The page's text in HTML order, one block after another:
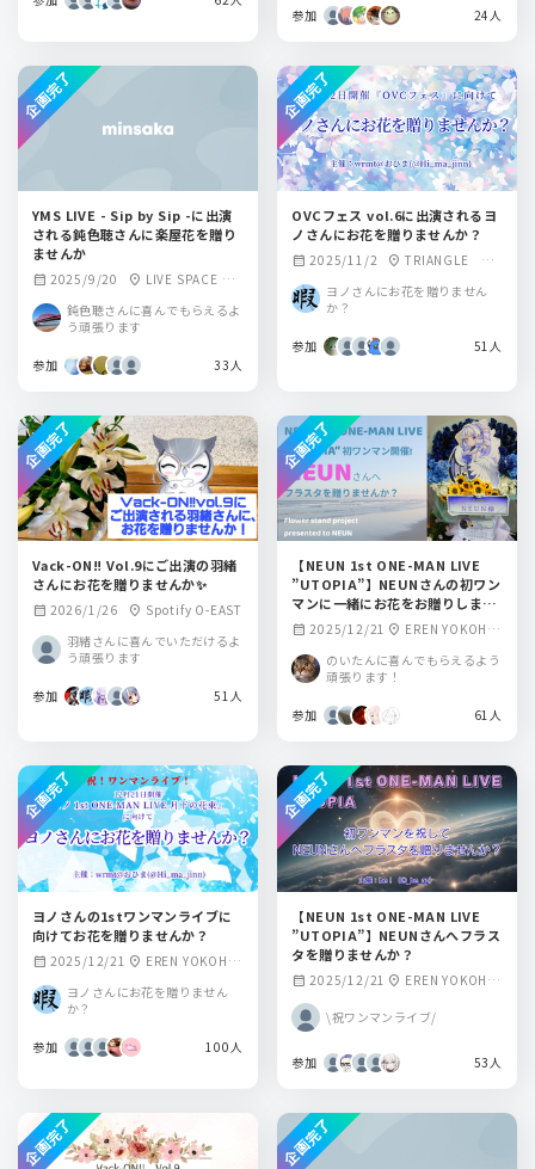
参加
24人
YMS LIVE - Sip by Sip -に出演
される鈍色聴さんに楽屋花を贈り
ませんか
calendar_month 2025/9/20 location_on LIVE SPACE Q
ライブBAR from sc
鈍色聴さんに喜んでもらえるよ
う頑張ります
参加 33人
企画完了
OVCフェス vol.6に出演されるヨ
ノさんにお花を贈りませんか？
calendar_month 2025/11/2 location_on TRIANGLE So
OT LIP Subcul B
ヨノさんにお花を贈りません
か？
参加 51人
企画完了
Vack-ON‼︎ Vol.9にご出演の羽緒
さんにお花を贈りませんか✨
calendar_month 2026/1/26 location_on Spotify O-EAST
羽緒さんに喜んでいただけるよ
う頑張ります
参加 51人
企画完了
【NEUN 1st ONE-MAN LIVE
”UTOPIA”】NEUNさんの初ワン
マンに一緒にお花をお贈りしませ
んか？
calendar_month 2025/12/21 location_on EREN YOKOHA
のいたんに喜んでもらえるよう
頑張ります！
参加 61人
企画完了
ヨノさんの1stワンマンライブに
向けてお花を贈りませんか？
calendar_month 2025/12/21 location_on EREN YOKOHA
ヨノさんにお花を贈りません
か？
参加 100人
企画完了
【NEUN 1st ONE-MAN LIVE
”UTOPIA”】NEUNさんへフラス
タを贈りませんか？
calendar_month 2025/12/21 location_on EREN YOKOHA
\祝ワンマンライブ/
参加 53人
企画完了
企画完了 企画完了